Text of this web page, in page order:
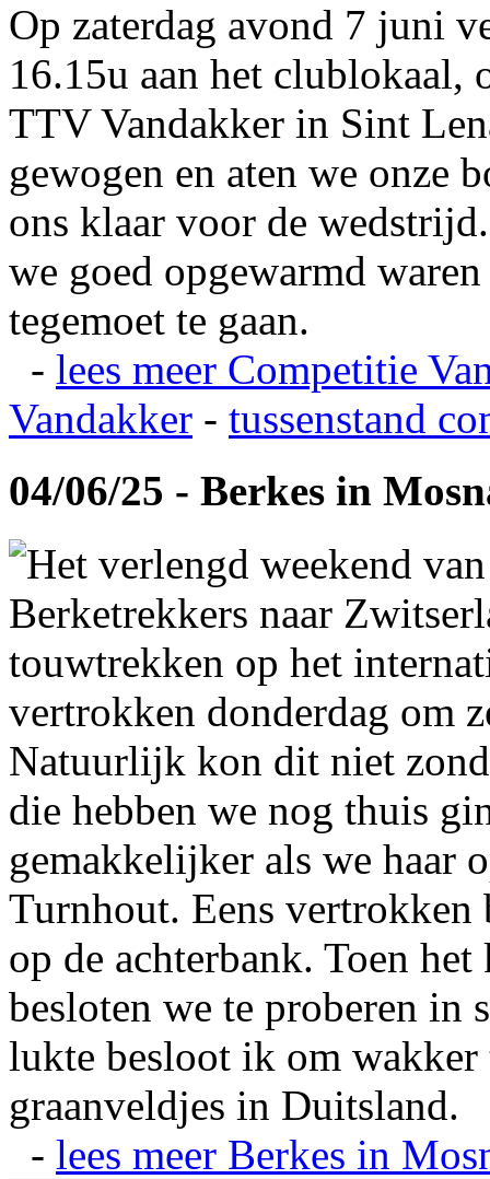
Op zaterdag avond 7 juni
16.15u aan het clublokaal,
TTV Vandakker in Sint
gewogen en aten we onze
ons klaar voor de
we goed opgewarmd
tegemoet te gaan.
- lees meer Competitie
Vandakker - tussenstand
04/06/25 - Berkes in
Het verlengd weekend
Berketrekkers naar
touwtrekken op het
vertrokken donderdag om
Natuurlijk kon dit niet
die hebben we nog thuis
gemakkelijker als we haar
Turnhout. Eens vertrokken
op de achterbank. Toen
besloten we te proberen in
lukte besloot ik om
graanveldjes in Duitsland.
- lees meer Berkes in